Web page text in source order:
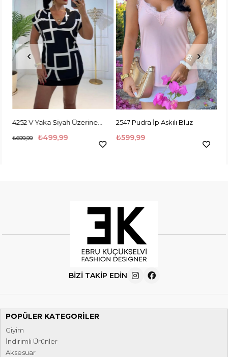
4252 V Yaka Siyah Üzerine
₺499,99
₺699,99
2547 Pudra İp Askılı Bluz
₺599,99
BIZI TAKIP EDIN
POPÜLER KATEGORILER
Giyim
İndirimli Ürünler
Aksesuar